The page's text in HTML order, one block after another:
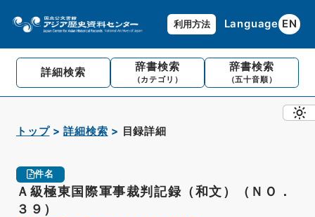
利用方法 Language EN
詳細検索 辞書検索
（カテゴリ）
辞書検索
（五十音順）
トップ 詳細検索 目録詳細
件名
Ａ級極東国際軍事裁判記録（和文）（ＮＯ．
３９）